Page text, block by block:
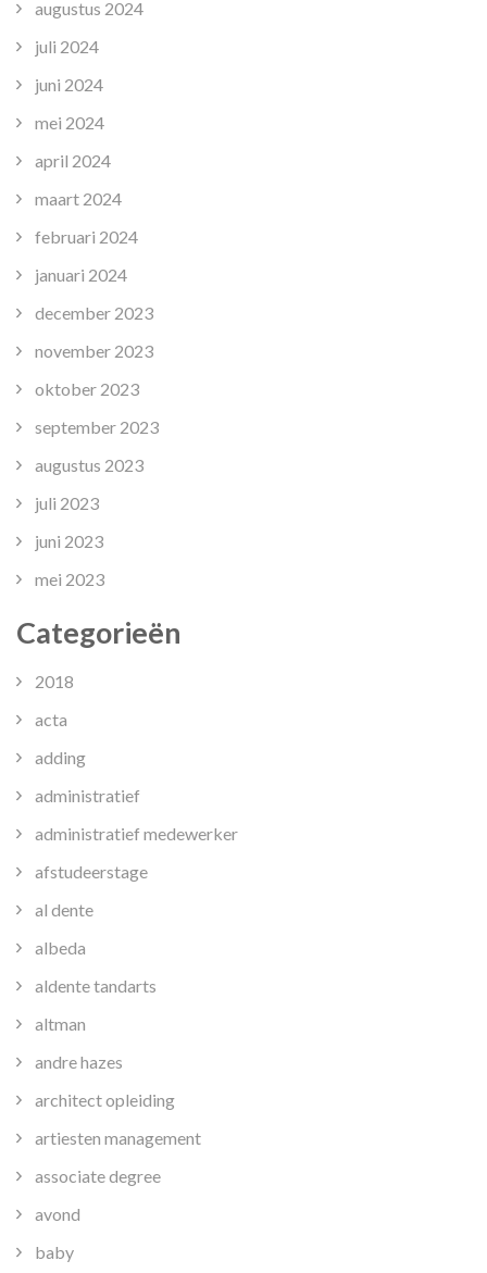
augustus 2024
juli 2024
juni 2024
mei 2024
april 2024
maart 2024
februari 2024
januari 2024
december 2023
november 2023
oktober 2023
september 2023
augustus 2023
juli 2023
juni 2023
mei 2023
Categorieën
2018
acta
adding
administratief
administratief medewerker
afstudeerstage
al dente
albeda
aldente tandarts
altman
andre hazes
architect opleiding
artiesten management
associate degree
avond
baby